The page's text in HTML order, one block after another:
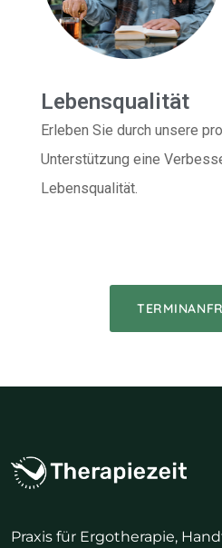
Lebensqualität
Erleben Sie durch unsere
Unterstützung eine
Lebensqualität.
Praxis für Ergotherapie,